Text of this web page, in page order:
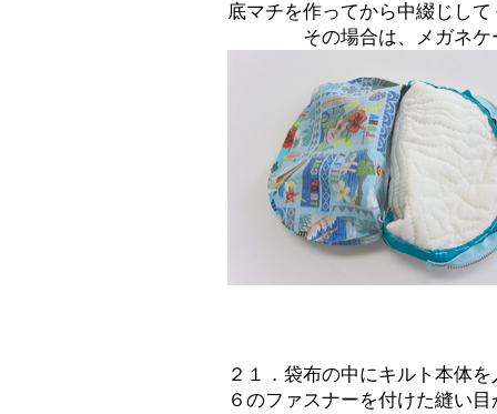
底マチを作ってから中綴じし
その場合は、メガネケー
２１．袋布の中にキルト本体
６のファスナーを付けた縫い